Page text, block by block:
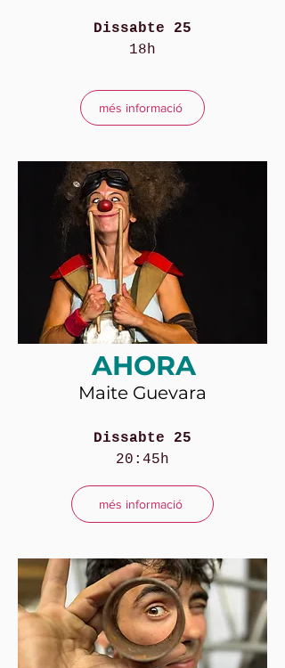
Dissabte 25
18h
més informació
Maite Guevara
AHORA
Dissabte 25
20:45h
més informació